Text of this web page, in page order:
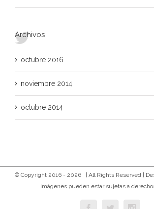
Archivos
octubre 2016
noviembre 2014
octubre 2014
© Copyright 2016 - 2026 | All Rights Reserved |
imágenes pueden estar sujetas a
FacebookTwitter